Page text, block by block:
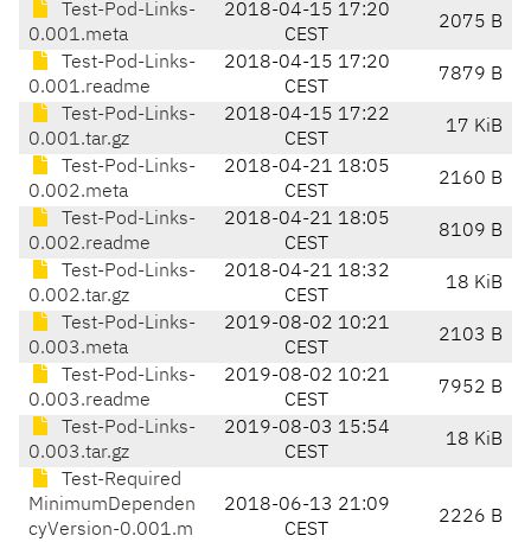
Test-Pod-Links-
0.001.meta
2018-04-15 17:20
CEST
2075 B
Test-Pod-Links-
0.001.readme
2018-04-15 17:20
CEST
7879 B
Test-Pod-Links-
0.001.tar.gz
2018-04-15 17:22
CEST
17 KiB
Test-Pod-Links-
0.002.meta
2018-04-21 18:05
CEST
2160 B
Test-Pod-Links-
0.002.readme
2018-04-21 18:05
CEST
8109 B
Test-Pod-Links-
0.002.tar.gz
2018-04-21 18:32
CEST
18 KiB
Test-Pod-Links-
0.003.meta
2019-08-02 10:21
CEST
2103 B
Test-Pod-Links-
0.003.readme
2019-08-02 10:21
CEST
7952 B
Test-Pod-Links-
0.003.tar.gz
2019-08-03 15:54
CEST
18 KiB
Test-Required
MinimumDependen
cyVersion-0.001.m
2018-06-13 21:09
CEST
2226 B